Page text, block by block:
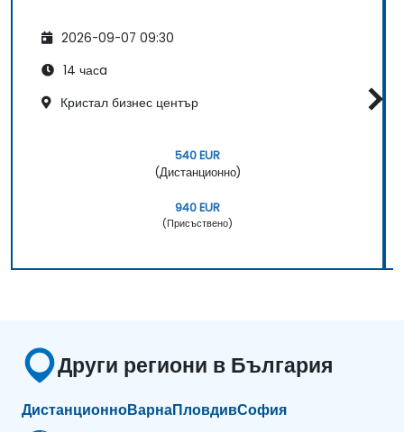
2026-09-07 09:30
14 часa
Кристал бизнес център
540 EUR
(Дистанционно)
940 EUR
(Присъствено)
Други региони в България
ДистанционноВарнаПловдивСофия